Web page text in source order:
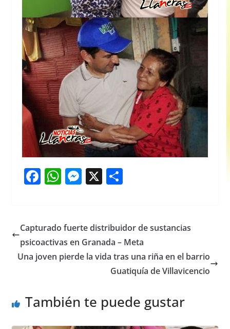
F
e
b
o
W
s
A
p
M
e
n
g
X S
e
Capturado fuerte distribuidor de sustancias
psicoactivas en Granada – Meta
Una joven pierde la vida tras una riña en el barrio
Guatiquía de Villavicencio
También te puede gustar